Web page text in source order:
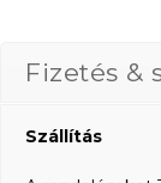
Fizetés &
Szállítás